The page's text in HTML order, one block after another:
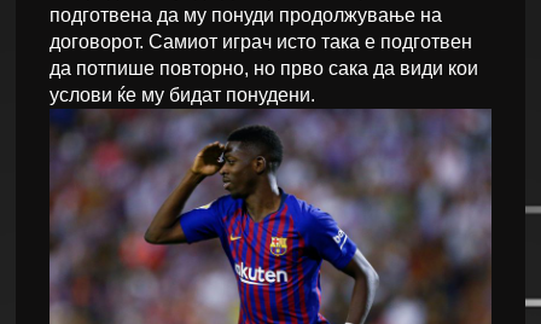
подготвена да му понуди продолжување на
договорот. Самиот играч исто така е подготвен
да потпише повторно, но прво сака да види кои
услови ќе му бидат понудени.